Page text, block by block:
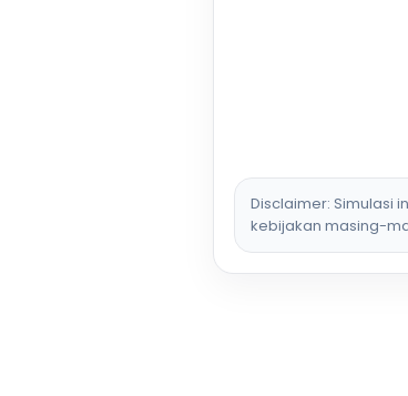
Disclaimer: Simulasi
kebijakan masing-